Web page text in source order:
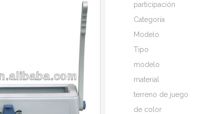
participación
Categoría
Modelo
Tipo
modelo
material
terreno de juego
de color